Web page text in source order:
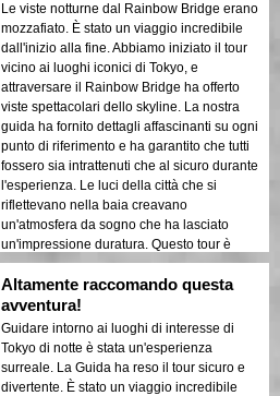
Le viste notturne dal Rainbow Bridge erano
mozzafiato. È stato un viaggio incredibile
dall'inizio alla fine. Abbiamo iniziato il tour
vicino ai luoghi iconici di Tokyo, e
attraversare il Rainbow Bridge ha offerto
viste spettacolari dello skyline. La nostra
guida ha fornito dettagli affascinanti su ogni
punto di riferimento e ha garantito che tutti
fossero sia intrattenuti che al sicuro durante
l'esperienza. Le luci della città che si
riflettevano nella baia creavano
un'atmosfera da sogno che ha lasciato
un'impressione duratura. Questo tour è
ideale per i visitatori alla prima esperienza
che vogliono un mix di avventura e
sightseeing. Il contrasto tra le strutture
moderne di Tokyo e le aree storiche è stato
splendidamente messo in risalto dalle luci
notturne. Consiglierei vivamente questo
tour a chiunque!
Altamente raccomando questa
avventura!
Guidare intorno ai luoghi di interesse di
Tokyo di notte è stata un'esperienza
surreale. La Guida ha reso il tour sicuro e
divertente. È stato un viaggio incredibile